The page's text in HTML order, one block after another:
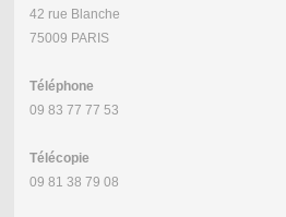
42 rue Blanche
75009 PARIS
Téléphone
09 83 77 77 53
Télécopie
09 81 38 79 08